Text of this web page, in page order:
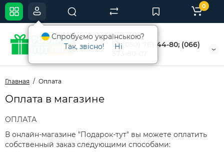
(050) 761-44-80; (066)
0
Главная Оплата
Оплата в магазине
ОПЛАТА
В онлайн-магазине "Подарок-тут" вы можете оплатить
собственный заказ следующими способами:
Спробуємо українською?
Так, звісно!
Ні